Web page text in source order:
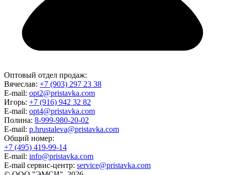
Оптовый отдел продаж:
Вячеслав: +7 (903) 297 23 38
E-mail: opt2@pristavka.com
Игорь: +7 (916) 942 32 82
E-mail: opt4@pristavka.com
Полина: 8-999-980-20-02
E-mail: p.hrustaleva@pristavka.com
Общий номер:
+7 (495) 419-99-14
E-mail: info@pristavka.com
E-mail сервис-центр: service@pristavka.com